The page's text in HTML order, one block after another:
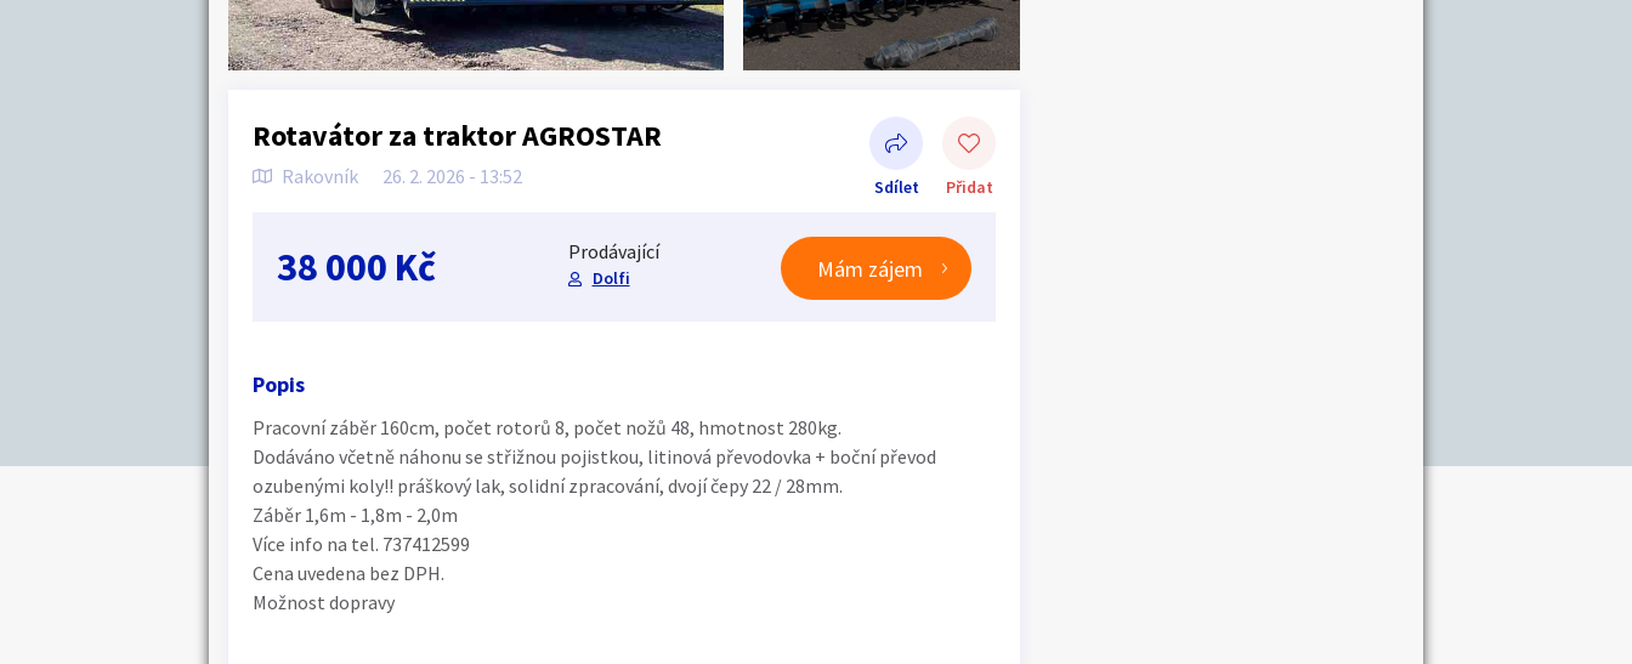
Rotavátor za traktor AGROSTAR
Rakovník 26. 2. 2026 - 13:52 Sdílet Přidat
Sdílet na Facebooku
38 000 Kč Prodávající
Dolfi Mám zájem
Popis
Pracovní záběr 160cm, počet rotorů 8, počet nožů 48, hmotnost 280kg.
Dodáváno včetně náhonu se střižnou pojistkou, litinová převodovka + boční převod
ozubenými koly!! práškový lak, solidní zpracování, dvojí čepy 22 / 28mm.
Záběr 1,6m - 1,8m - 2,0m
Více info na tel. 737412599
Cena uvedena bez DPH.
Možnost dopravy